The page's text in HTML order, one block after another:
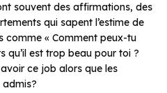
souvent des affirmations, des
qui sapent l’estime de
comme « Comment peux-tu
qu’il est trop beau pour toi ?
ce job alors que les
admis?